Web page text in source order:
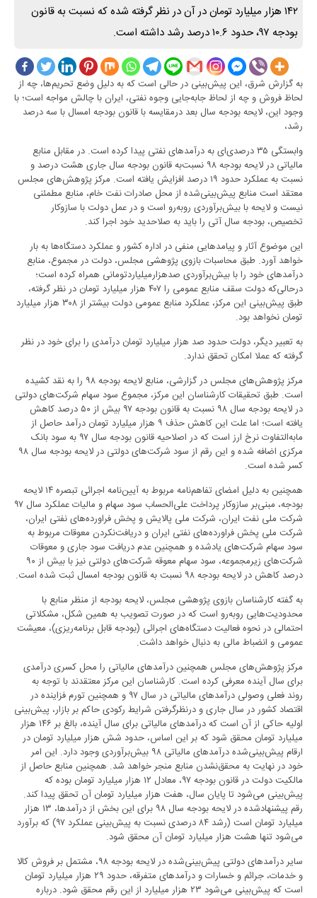
۱۴۲ هزار میلیارد تومان در آن در نظر گرفته شده که نسبت به قانون
بودجه ۹۷، حدود ۱۰.۶ درصد رشد داشته است.
به گزارش شرق، این پیش‌بینی در حالی است که به دلیل وضع تحریم‌ها، چه از
لحاظ فروش و چه از لحاظ جابه‌جایی وجوه نفتی، ایران با چالش مواجه است؛ با
وجود این، لایحه بودجه سال بعد در‌مقایسه با قانون بودجه امسال با سه درصد
رشد،
وابستگی ۳۵ درصدی‌ای به درآمد‌های نفتی پیدا کرده است. در مقابل منابع
مالیاتی در لایحه بودجه ۹۸ نسبت‌به قانون بودجه سال جاری هشت درصد و
نسبت به عملکرد حدود ۱۹ درصد افزایش یافته است. مرکز پژوهش‌های مجلس
معتقد است منابع پیش‌بینی‌شده از محل صادرات نفت خام، منابع مطمئنی
نیست و لایحه با بیش‌برآوردی روبه‌رو است و در عمل دولت با سازوکار
تخصیص، بودجه سال آتی را باید به صلاحدید خود اجرا کند.
این موضوع آثار و پیامد‌هایی منفی در اداره کشور و عملکرد دستگاه‌ها به بار
خواهد آورد. طبق محاسبات بازوی پژوهشی مجلس، دولت در مجموع، منابع
درآمد‌های خود را با بیش‌برآوردی صدهزارمیلیاردتومانی همراه کرده است؛
درحالی‌که دولت سقف منابع عمومی را ۴۰۷ هزار میلیارد تومان در نظر گرفته،
طبق پیش‌بینی این مرکز، عملکرد منابع عمومی دولت بیشتر از ۳۰۸ هزار میلیارد
تومان نخواهد بود.
به تعبیر دیگر، دولت حدود صد هزار میلیارد تومان درآمدی را برای خود در نظر
گرفته که عملا امکان تحقق ندارد.
مرکز پژوهش‌های مجلس در گزارشی، منابع لایحه بودجه ۹۸ را به نقد کشیده
است. طبق تحقیقات کارشناسان این مرکز، مجموع سود سهام شرکت‌های دولتی
در لایحه بودجه سال ۹۸ نسبت به قانون بودجه ۹۷ بیش از ۵۰ درصد کاهش
یافته است؛ اما علت این کاهش حذف ۹ هزار میلیارد تومان درآمد حاصل از
مابه‌التفاوت نرخ ارز است که در اصلاحیه قانون بودجه سال ۹۷ به سود بانک
مرکزی اضافه شده و این رقم از سود شرکت‌های دولتی در لایحه بودجه سال ۹۸
کسر شده است.
همچنین به دلیل امضای تفاهم‌نامه مربوط به آیین‌نامه اجرائی تبصره ۱۴ لایحه
بودجه، مبنی‌بر سازوکار پرداخت علی‌الحساب سود سهام و مالیات عملکرد سال ۹۷
شرکت ملی نفت ایران، شرکت ملی پالایش و پخش فراورده‌های نفتی ایران،
شرکت ملی پخش فراورده‌های نفتی ایران و دریافت‌نکردن معوقات مربوط به
سود سهام شرکت‌های یادشده و همچنین عدم دریافت سود جاری و معوقات
شرکت‌های زیرمجموعه، سود سهام معوقه شرکت‌های دولتی نیز با بیش از ۹۰
درصد کاهش در لایحه بودجه ۹۸ نسبت به قانون بودجه امسال ثبت شده است.
به گفته کارشناسان بازوی پژوهشی مجلس، لایحه بودجه از منظر منابع با
محدودیت‌هایی روبه‌رو است که در صورت تصویب به همین شکل، مشکلاتی
احتمالی در نحوه فعالیت دستگاه‌های اجرائی (بودجه قابل برنامه‌ریزی)، معیشت
عمومی و انضباط مالی به دنبال خواهد داشت.
مرکز پژوهش‌های مجلس همچنین درآمد‌های مالیاتی را محل کسری درآمدی
برای سال آینده معرفی کرده است. کارشناسان این مرکز معتقدند با توجه به
روند فعلی وصولی درآمد‌های مالیاتی در سال ۹۷ و همچنین تورم فزاینده در
اقتصاد کشور در سال جاری و درنظرگرفتن شرایط رکودی حاکم بر بازار، پیش‌بینی
اولیه حاکی از آن است که درآمد‌های مالیاتی برای سال آینده، بالغ بر ۱۴۶ هزار
میلیارد تومان محقق شود که بر این اساس، حدود شش هزار میلیارد تومان در
ارقام پیش‌بینی‌شده درآمد‌های مالیاتی ۹۸ بیش‌برآوردی وجود دارد. این امر
خود در نهایت به محقق‌نشدن منابع منجر خواهد شد. همچنین منابع حاصل از
مالکیت دولت در قانون بودجه ۹۷، معادل ۱۲ هزار میلیارد تومان بوده که
پیش‌بینی می‌شود تا پایان سال، هفت هزار میلیارد تومان آن تحقق پیدا کند.
رقم پیشنهادشده در لایحه بودجه سال ۹۸ برای این بخش از درآمدها، ۱۳ هزار
میلیارد تومان است (رشد ۸۴ درصدی نسبت به پیش‌بینی عملکرد ۹۷) که برآورد
می‌شود تنها هشت هزار میلیارد تومان آن محقق شود.
سایر درآمد‌های دولتی پیش‌بینی‌شده در لایحه بودجه ۹۸، مشتمل بر فروش کالا
و خدمات، جرائم و خسارات و درآمد‌های متفرقه، حدود ۲۹ هزار میلیارد تومان
است که پیش‌بینی می‌شود ۲۳ هزار میلیارد از این رقم محقق شود. درباره